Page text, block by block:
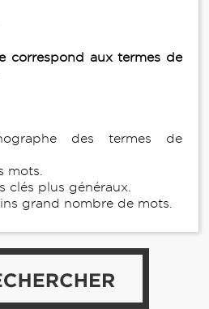
correspond aux termes de
des termes de
mots.
clés plus généraux.
grand nombre de mots.